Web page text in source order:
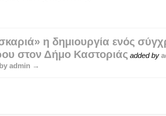
η δημιουργία ενός
στον Δήμο Καστοριάς added by
admin →